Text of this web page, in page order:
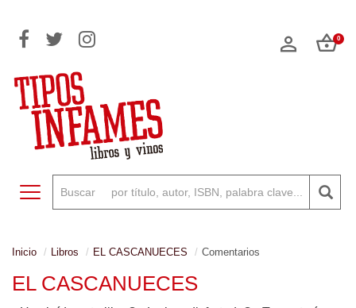
0
Toggle navigation
Inicio Libros EL CASCANUECES Comentarios
EL CASCANUECES